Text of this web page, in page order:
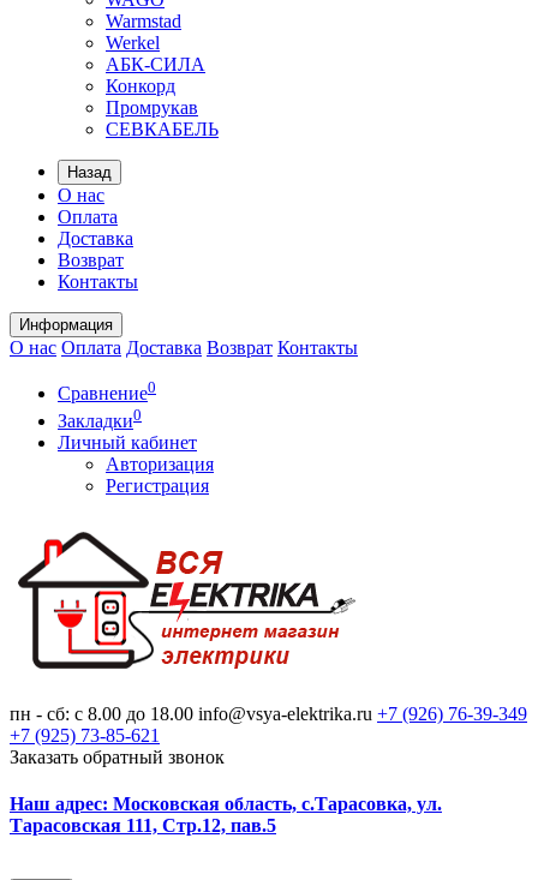
Warmstad
Werkel
АБК-СИЛА
Конкорд
Промрукав
СЕВКАБЕЛЬ
Назад
О нас
Оплата
Доставка
Возврат
Контакты
Информация
О нас Оплата Доставка Возврат Контакты
Сравнение0
Закладки0
Личный кабинет
Авторизация
Регистрация
пн - сб: с 8.00 до 18.00 info@vsya-elektrika.ru +7 (926) 76-39-349
+7 (925) 73-85-621
Заказать обратный звонок
Наш адрес: Московская область, с.Тарасовка, ул.
Тарасовская 111, Стр.12, пав.5